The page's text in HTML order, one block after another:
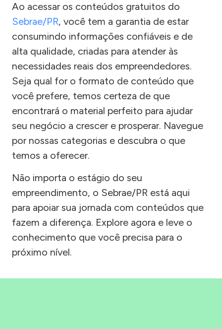
Ao acessar os conteúdos gratuitos do
Sebrae/PR, você tem a garantia de estar
consumindo informações confiáveis e de
alta qualidade, criadas para atender às
necessidades reais dos empreendedores.
Seja qual for o formato de conteúdo que
você prefere, temos certeza de que
encontrará o material perfeito para ajudar
seu negócio a crescer e prosperar. Navegue
por nossas categorias e descubra o que
temos a oferecer.
Não importa o estágio do seu
empreendimento, o Sebrae/PR está aqui
para apoiar sua jornada com conteúdos que
fazem a diferença. Explore agora e leve o
conhecimento que você precisa para o
próximo nível.